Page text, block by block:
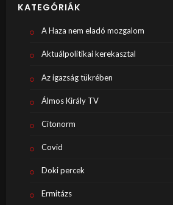
KATEGÓRIÁK
A Haza nem eladó mozgalom
Aktuálpolitikai kerekasztal
Az igazság tükrében
Álmos Király TV
Citonorm
Covid
Doki percek
Ermitázs